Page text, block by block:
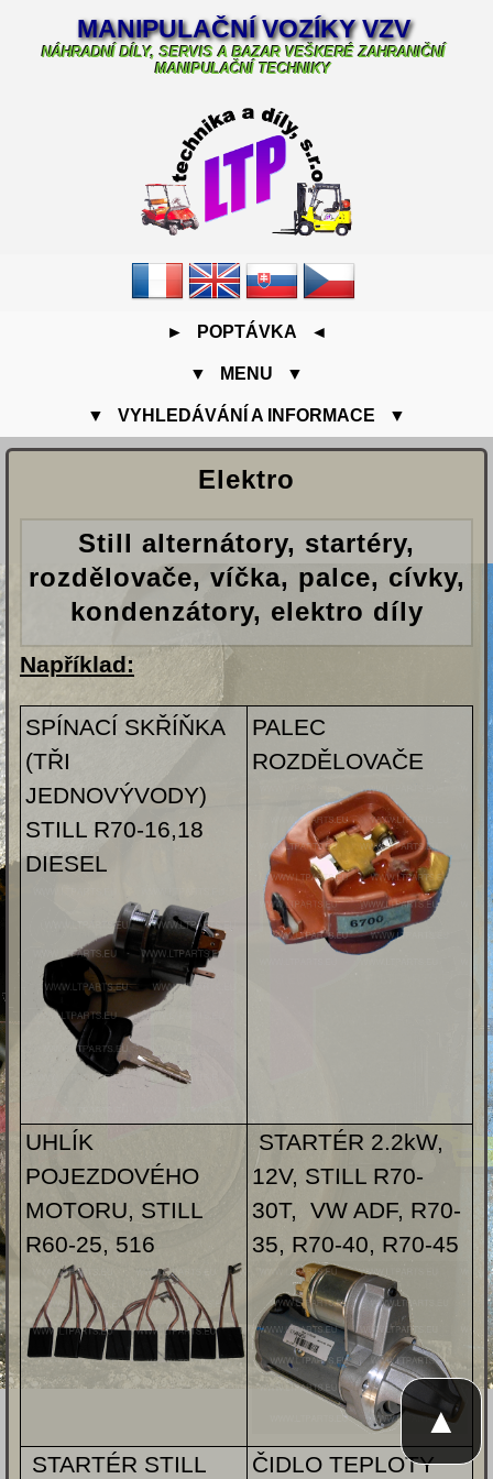
MANIPULAČNÍ VOZÍKY VZV
NÁHRADNÍ DÍLY, SERVIS A BAZAR VEŠKERÉ ZAHRANIČNÍ
MANIPULAČNÍ TECHNIKY
► POPTÁVKA ◄
▼ MENU ▼
▼ VYHLEDÁVÁNÍ A INFORMACE ▼
Elektro
Still alternátory, startéry,
rozdělovače, víčka, palce, cívky,
kondenzátory, elektro díly
Například:
SPÍNACÍ SKŘÍŇKA
(TŘI
JEDNOVÝVODY)
STILL R70-16,18
DIESEL
PALEC
ROZDĚLOVAČE
UHLÍK
POJEZDOVÉHO
MOTORU, STILL
R60-25, 516
STARTÉR 2.2kW,
12V, STILL R70-
30T, VW ADF, R70-
35, R70-40, R70-45
STARTÉR STILL ČIDLO TEPLOTY
▲